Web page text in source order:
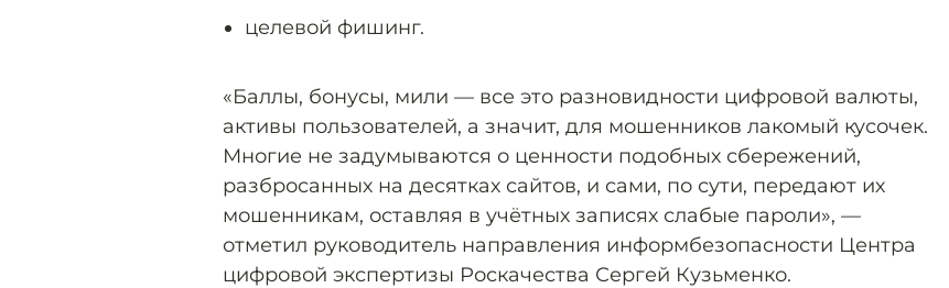
целевой фишинг.
«Баллы, бонусы, мили — все это разновидности цифровой валюты,
активы пользователей, а значит, для мошенников лакомый кусочек.
Многие не задумываются о ценности подобных сбережений,
разбросанных на десятках сайтов, и сами, по сути, передают их
мошенникам, оставляя в учётных записях слабые пароли», —
отметил руководитель направления информбезопасности Центра
цифровой экспертизы Роскачества Сергей Кузьменко.